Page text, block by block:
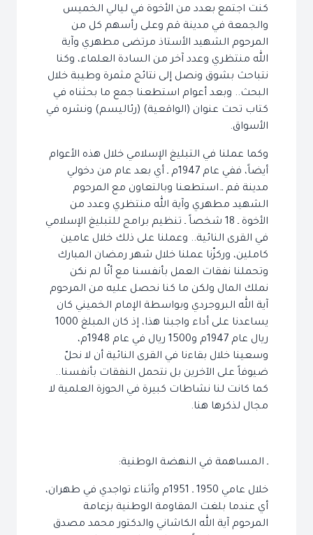
كنت اجتمع بعدد من الأخوة في ليالي الخميس
والجمعة في مدينة قم وعلى رأسهم كل من
المرحوم الشهيد الأستاذ مرتضى مطهري وآية
الله منتظري وعدد آخر من السادة العلماء، وكنا
نتباحث بشوق ونصل إلى نتائج مثمرة وطيبة خلال
البحث.. وبعد أعوام استطعنا جمع ما بحثناه في
كتاب تحت عنوان (الواقعية) (رئاليسم) ونشره في
الأسواق.
وكما عملنا في التبليغ الإسلامي خلال هذه الأعوام
أيضاً، ففي عام 1947م ـ أي بعد عام من دخولي
مدينة قم ـ.استطعنا وبالتعاون مع المرحوم
الشهيد مطهري وآية الله منتظري وعدد من
الأخوة ـ 18 شخصاً ـ تنظيم برامج للتبليغ الإسلامي
في القرى النائية.. وعملنا على ذلك خلال عامين
كاملين، وركزّنا عملنا خلال شهر رمضان المبارك
وتحملنا نفقات العمل بأنفسنا مع أنّا لم نكن
نملك المال ولكن ما كنا نحصل عليه من المرحوم
آية الله البروجردي وبواسطة الإمام الخميني كان
يساعدنا على أداء واجبنا هذا، إذ كان المبلغ 1000
ريال عام 1947م و1500 ريال في عام 1948م،
وسعينا خلال بقاءنا في القرى النائية أن لا نحلّ
ضيوفاً على الآخرين بل نتحمل النفقات بأنفسنا..
كما كانت لنا نشاطات كبيرة في الحوزة العلمية لا
مجال لذكرها هنا.
ـ المساهمة في النهضة الوطنية:
خلال عامي 1950 ـ 1951م وأثناء تواجدي في طهران،
أي عندما بلغت المقاومة الوطنية بزعامة
المرحوم آية الله الكاشاني والدكتور محمد مصدق